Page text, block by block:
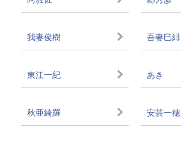
我妻俊樹 吾妻巳緋
東江一紀 あき
秋亜綺羅 安芸一穂